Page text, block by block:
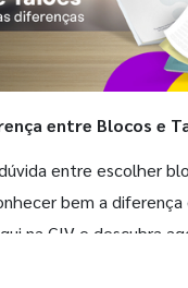
entre Blocos e
entre escolher
bem a
na GIV e descubra